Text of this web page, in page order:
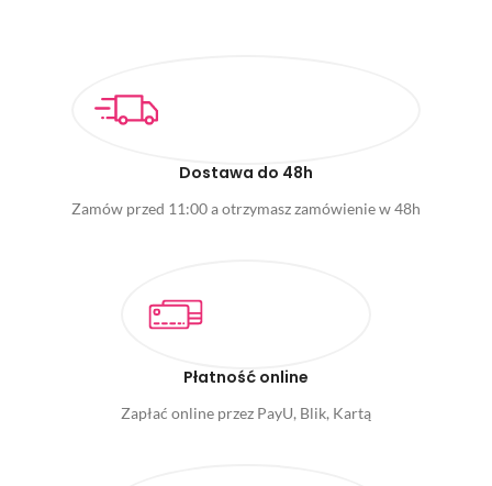
Dostawa do 48h
Zamów przed 11:00 a otrzymasz zamówienie w 48h
Płatność online
Zapłać online przez PayU, Blik, Kartą